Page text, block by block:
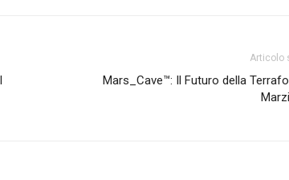
Articolo
Mars_Cave™: Il Futuro della